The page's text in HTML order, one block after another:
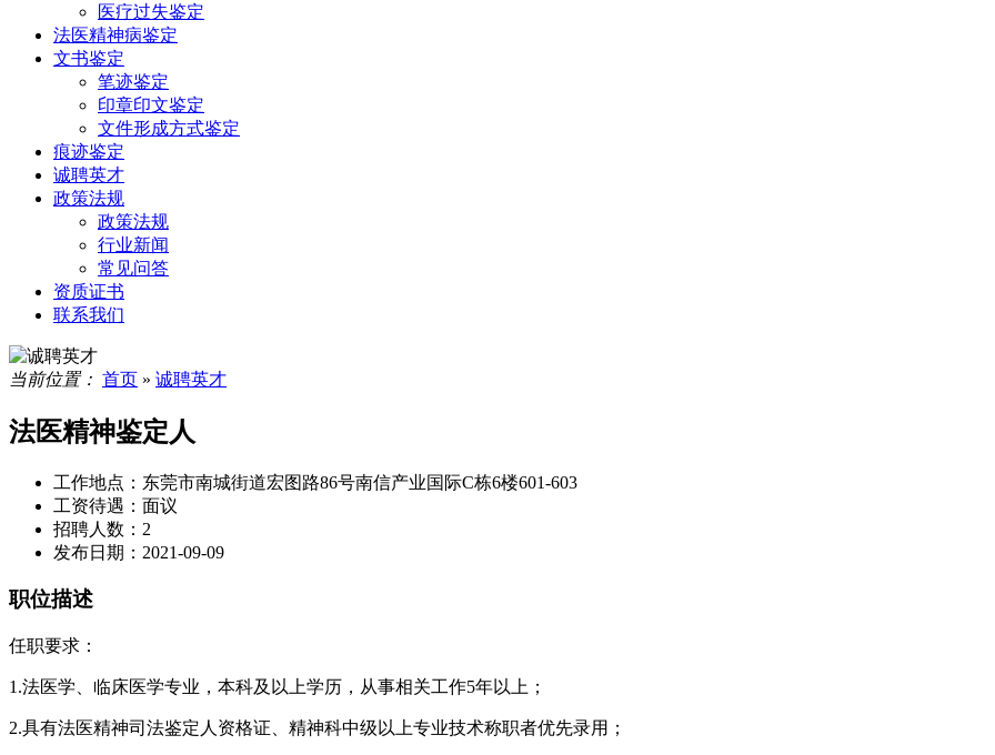
医疗过失鉴定
法医精神病鉴定
文书鉴定
笔迹鉴定
印章印文鉴定
文件形成方式鉴定
痕迹鉴定
诚聘英才
政策法规
政策法规
行业新闻
常见问答
资质证书
联系我们
当前位置： 首页 » 诚聘英才
法医精神鉴定人
工作地点： 东莞市南城街道宏图路86号南信产业国际C栋6楼601-603
工资待遇： 面议
招聘人数： 2
发布日期： 2021-09-09
职位描述
任职要求：
1.法医学、临床医学专业，本科及以上学历，从事相关工作5年以上；
2.具有法医精神司法鉴定人资格证、精神科中级以上专业技术称职者优先录用；